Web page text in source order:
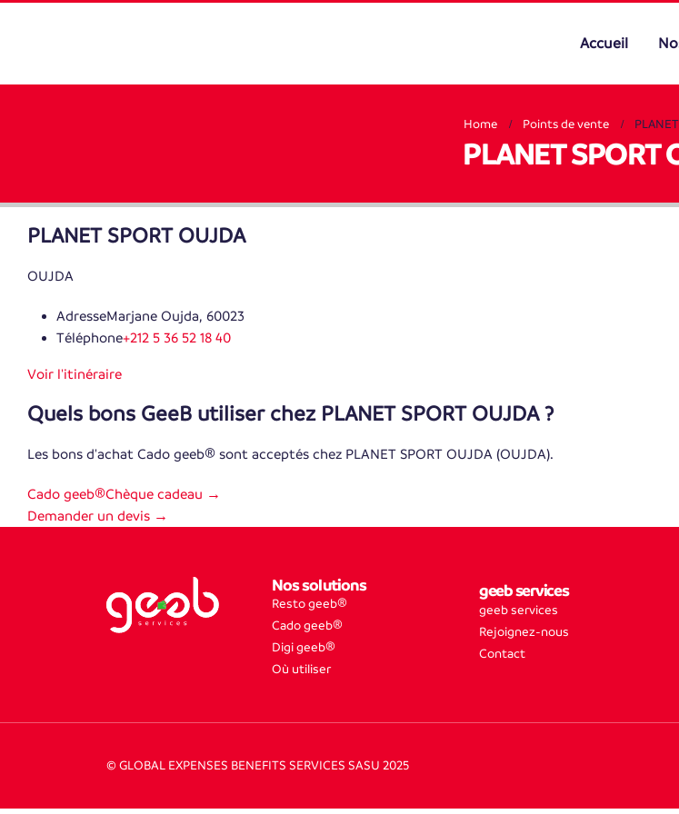
Accueil
Home Points de vente
PLANET SPORT
PLANET SPORT OUJDA
OUJDA
AdresseMarjane Oujda, 60023
Téléphone+212 5 36 52 18 40
Voir l'itinéraire
Quels bons GeeB utiliser chez PLANET SPORT OUJDA ?
Les bons d'achat Cado geeb® sont acceptés chez PLANET SPORT OUJDA (OUJDA).
Cado geeb®Chèque cadeau →
Demander un devis →
Nos solutions
Resto geeb®
Cado geeb®
Digi geeb®
Où utiliser
geeb services
geeb services
Rejoignez-nous
Contact
© GLOBAL EXPENSES BENEFITS SERVICES SASU 2025